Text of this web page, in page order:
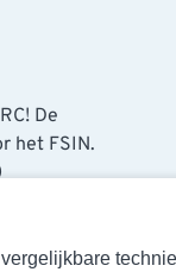
De
het FSIN.